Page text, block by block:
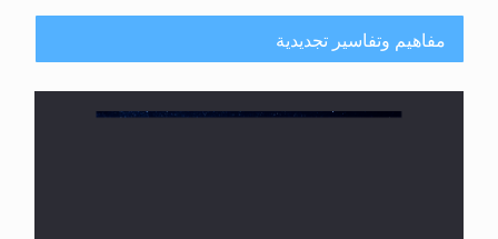
مفاهيم وتفاسير تجديدية